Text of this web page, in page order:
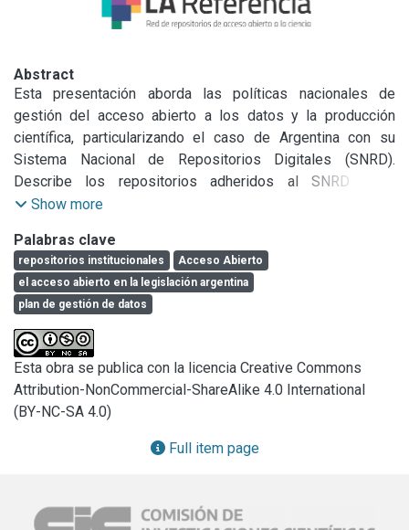
Abstract
Esta presentación aborda las políticas nacionales de
gestión del acceso abierto a los datos y la producción
científica, particularizando el caso de Argentina con su
Sistema Nacional de Repositorios Digitales (SNRD).
Describe los repositorios adheridos al SNRD y el
crecimeinto en el tiempo del siistema nacional de
referidos a la interoperabilidad y las Directrices 2015 del
SNRD. Brinda detalles sobre el marco legal del Acceso
Abierto en la Argentina, particularmente la Ley Nº 26.899
Creación de Repositorios Digitales Institucionales de
Acceso Abierto y la  Resolución 753- E/2016 MINCYT
Reglamento operativo para la aplicación de la ley Nº
26.899. Culmina abordando distinto aspectos del Plan de
gestión de datos del SNRD de Argentina.
Show more
Palabras clave
repositorios institucionales
Acceso Abierto
el acceso abierto en la legislación argentina
plan de gestión de datos
Esta obra se publica con la licencia Creative Commons
Attribution-NonCommercial-ShareAlike 4.0 International
(BY-NC-SA 4.0)
Full item page